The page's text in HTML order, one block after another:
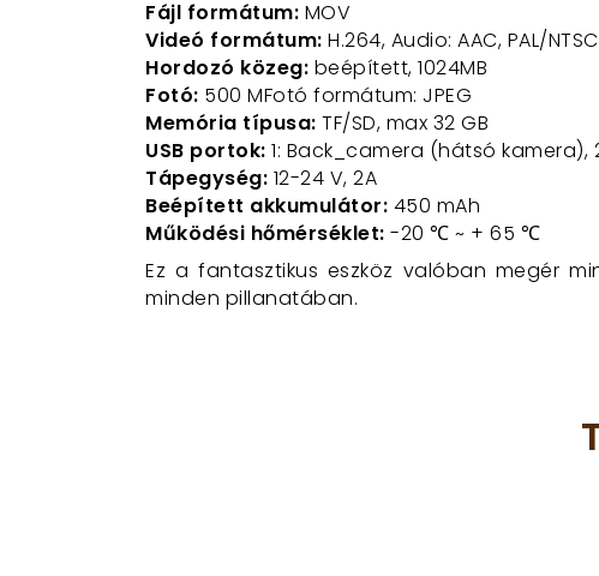
Fájl formátum: MOV
Videó formátum: H.264, Audio: AAC, PAL/NTSC
Hordozó közeg: beépített, 1024MB
Fotó: 500 MFotó formátum: JPEG
Memória típusa: TF/SD, max 32 GB
USB portok: 1: Back_camera (hátsó kamera),
Tápegység: 12-24 V, 2A
Beépített akkumulátor: 450 mAh
Működési hőmérséklet: -20 ℃ ~ + 65 ℃
Ez a fantasztikus eszköz valóban megér
minden pillanatában.